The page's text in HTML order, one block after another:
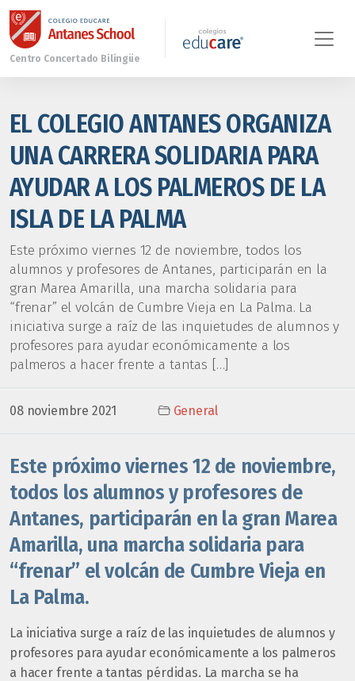
EL COLEGIO ANTANES ORGANIZA
UNA CARRERA SOLIDARIA PARA
AYUDAR A LOS PALMEROS DE LA
ISLA DE LA PALMA
Este próximo viernes 12 de noviembre, todos los
alumnos y profesores de Antanes, participarán en la
gran Marea Amarilla, una marcha solidaria para
“frenar” el volcán de Cumbre Vieja en La Palma. La
iniciativa surge a raíz de las inquietudes de alumnos y
profesores para ayudar económicamente a los
palmeros a hacer frente a tantas […]
08 noviembre 2021 General
Este próximo viernes 12 de noviembre,
todos los alumnos y profesores de
Antanes, participarán en la gran Marea
Amarilla, una marcha solidaria para
“frenar” el volcán de Cumbre Vieja en
La Palma.
La iniciativa surge a raíz de las inquietudes de alumnos y
profesores para ayudar económicamente a los palmeros
a hacer frente a tantas pérdidas. La marcha se ha